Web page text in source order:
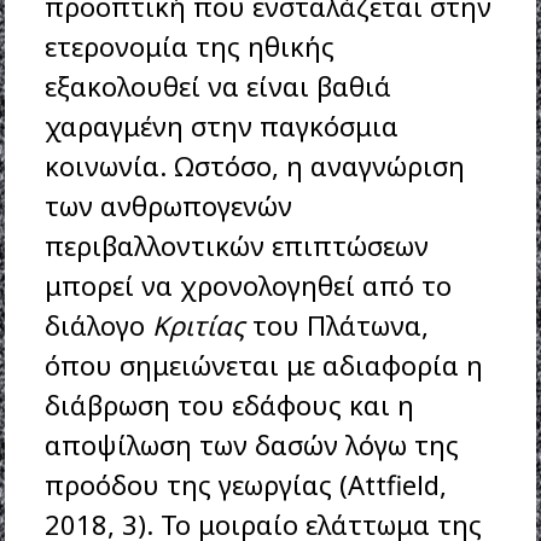
ετερονομία της ηθικής
εξακολουθεί να είναι βαθιά
χαραγμένη στην παγκόσμια
κοινωνία. Ωστόσο, η αναγνώριση
των ανθρωπογενών
περιβαλλοντικών επιπτώσεων
μπορεί να χρονολογηθεί από το
διάλογο Κριτίαςτου Πλάτωνα,
όπου σημειώνεται με αδιαφορία η
διάβρωση του εδάφους και η
αποψίλωση των δασών λόγω της
προόδου της γεωργίας (Attfield,
2018, 3). Το μοιραίο ελάττωμα της